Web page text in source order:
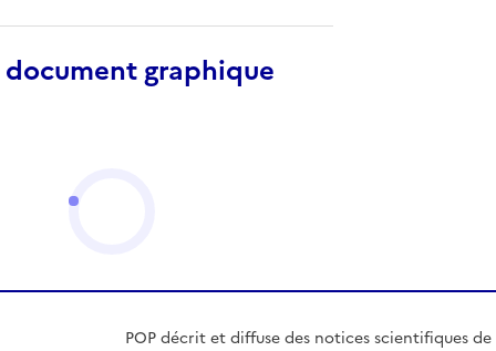
graphique
POP décrit et diffuse des notices scientifiques